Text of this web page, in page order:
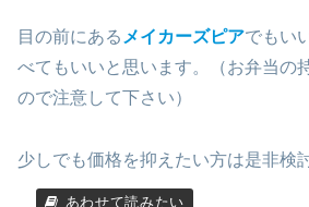
目の前にある メイカーズピアでもい
べてもいいと思います。（お弁当の
ので注意して下さい）
少しでも価格を抑えたい方は是非検